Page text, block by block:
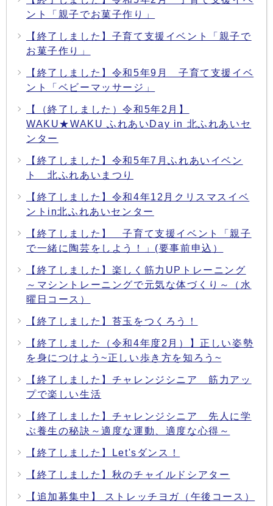
ント「親子でお菓子作り」
【終了しました】子育て支援イベント「親子で
お菓子作り」
【終了しました】令和5年9月 子育て支援イベ
ント「ベビーマッサージ」
【（終了しました）令和5年2月】
WAKU★WAKU ふれあいDay in 北ふれあいセ
ンター
【終了しました】令和5年7月ふれあいイベン
ト 北ふれあいまつり
【終了しました】令和4年12月クリスマスイベ
ントin北ふれあいセンター
【終了しました】 子育て支援イベント「親子
で一緒に陶芸をしよう！」(要事前申込）
【終了しました】楽しく筋力UPトレーニング
～マシントレーニングで元気な体づくり～（水
曜日コース）
【終了しました】苔玉をつくろう！
【終了しました（令和4年度2月）】正しい姿勢
を身につけよう~正しい歩き方を知ろう~
【終了しました】チャレンジシニア 筋力アッ
プで楽しい生活
【終了しました】チャレンジシニア 先人に学
ぶ養生の秘訣～適度な運動、適度な心得～
【終了しました】Let'sダンス！
【終了しました】秋のチャイルドシアター
【追加募集中】 ストレッチヨガ（午後コース）